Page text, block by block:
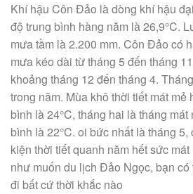
Khí hậu Côn Đảo làdòng khí hậu
độ trung bình hàng năm là 26,9°C.
mưatầm là 2.200 mm. Côn Đảo có
mưa kéo dài từtháng 5 đến tháng
khoảng tháng 12 đến tháng 4. Tháng
trong năm. Mùa khô thời tiết mát mẻ
bình là 24°C, tháng hai là tháng mát
bình là 22°C. oi bức nhất là tháng 5,
kiện thời tiếtquanh năm hết sức
như muốn du lịch Đảo Ngọc, bạn có
đi bấtcứthời khắc nào